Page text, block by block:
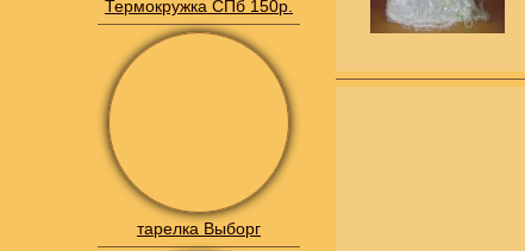
Термокружка СПб 150р.
тарелка Выборг